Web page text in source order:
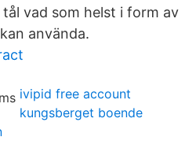
vad som helst i form av
använda.
ivipid free account
kungsberget boende